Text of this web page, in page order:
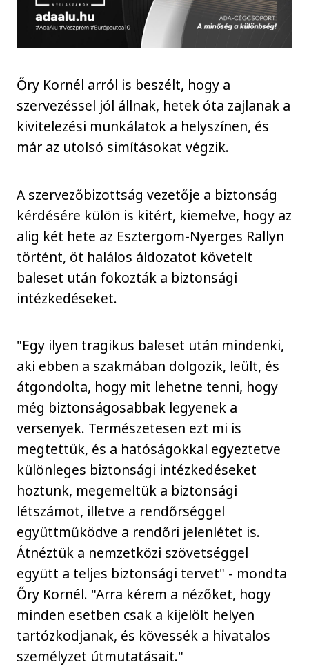
Őry Kornél arról is beszélt, hogy a
szervezéssel jól állnak, hetek óta zajlanak a
kivitelezési munkálatok a helyszínen, és
már az utolsó simításokat végzik.
A szervezőbizottság vezetője a biztonság
kérdésére külön is kitért, kiemelve, hogy az
alig két hete az Esztergom-Nyerges Rallyn
történt, öt halálos áldozatot követelt
baleset után fokozták a biztonsági
intézkedéseket.
"Egy ilyen tragikus baleset után mindenki,
aki ebben a szakmában dolgozik, leült, és
átgondolta, hogy mit lehetne tenni, hogy
még biztonságosabbak legyenek a
versenyek. Természetesen ezt mi is
megtettük, és a hatóságokkal egyeztetve
különleges biztonsági intézkedéseket
hoztunk, megemeltük a biztonsági
létszámot, illetve a rendőrséggel
együttműködve a rendőri jelenlétet is.
Átnéztük a nemzetközi szövetséggel
együtt a teljes biztonsági tervet" - mondta
Őry Kornél. "Arra kérem a nézőket, hogy
minden esetben csak a kijelölt helyen
tartózkodjanak, és kövessék a hivatalos
személyzet útmutatásait."